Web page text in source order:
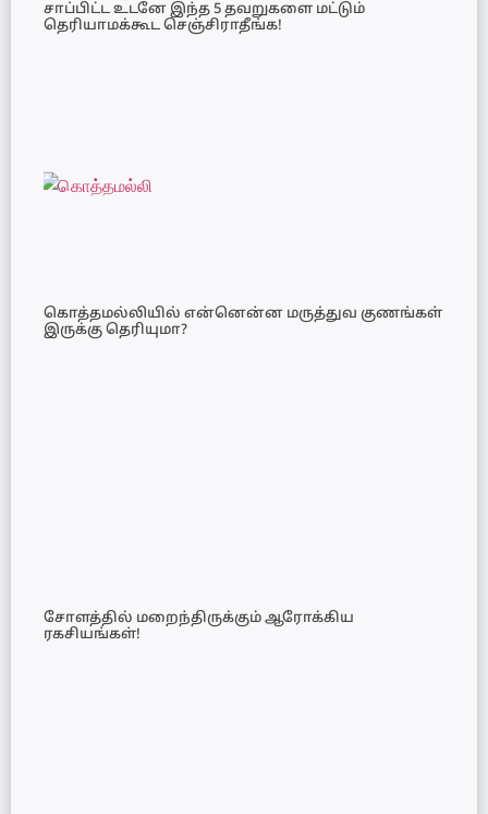
சாப்பிட்ட உடனே இந்த 5 தவறுகளை மட்டும்
தெரியாமக்கூட செஞ்சிராதீங்க!
கொத்தமல்லியில் என்னென்ன மருத்துவ குணங்கள்
இருக்கு தெரியுமா?
சோளத்தில் மறைந்திருக்கும் ஆரோக்கிய
ரகசியங்கள்!